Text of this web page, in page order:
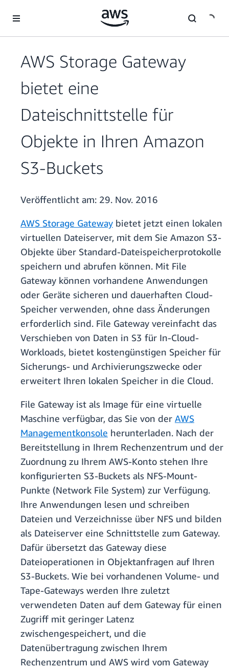
Überspringen zum Hauptinhalt
AWS Storage Gateway
bietet eine
Dateischnittstelle für
Objekte in Ihren Amazon
S3-Buckets
Veröffentlicht am: 29. Nov. 2016
AWS Storage Gateway bietet jetzt einen lokalen
virtuellen Dateiserver, mit dem Sie Amazon S3-
Objekte über Standard-Dateispeicherprotokolle
speichern und abrufen können. Mit File
Gateway können vorhandene Anwendungen
oder Geräte sicheren und dauerhaften Cloud-
Speicher verwenden, ohne dass Änderungen
erforderlich sind. File Gateway vereinfacht das
Verschieben von Daten in S3 für In-Cloud-
Workloads, bietet kostengünstigen Speicher für
Sicherungs- und Archivierungszwecke oder
erweitert Ihren lokalen Speicher in die Cloud.
File Gateway ist als Image für eine virtuelle
Maschine verfügbar, das Sie von der AWS
Managementkonsole herunterladen. Nach der
Bereitstellung in Ihrem Rechenzentrum und der
Zuordnung zu Ihrem AWS-Konto stehen Ihre
konfigurierten S3-Buckets als NFS-Mount-
Punkte (Network File System) zur Verfügung.
Ihre Anwendungen lesen und schreiben
Dateien und Verzeichnisse über NFS und bilden
als Dateiserver eine Schnittstelle zum Gateway.
Dafür übersetzt das Gateway diese
Dateioperationen in Objektanfragen auf Ihren
S3-Buckets. Wie bei vorhandenen Volume- und
Tape-Gateways werden Ihre zuletzt
verwendeten Daten auf dem Gateway für einen
Zugriff mit geringer Latenz
zwischengespeichert, und die
Datenübertragung zwischen Ihrem
Rechenzentrum und AWS wird vom Gateway